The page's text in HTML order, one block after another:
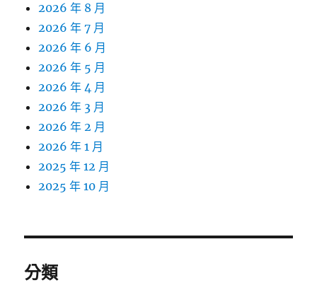
2026 年 8 月
2026 年 7 月
2026 年 6 月
2026 年 5 月
2026 年 4 月
2026 年 3 月
2026 年 2 月
2026 年 1 月
2025 年 12 月
2025 年 10 月
分類